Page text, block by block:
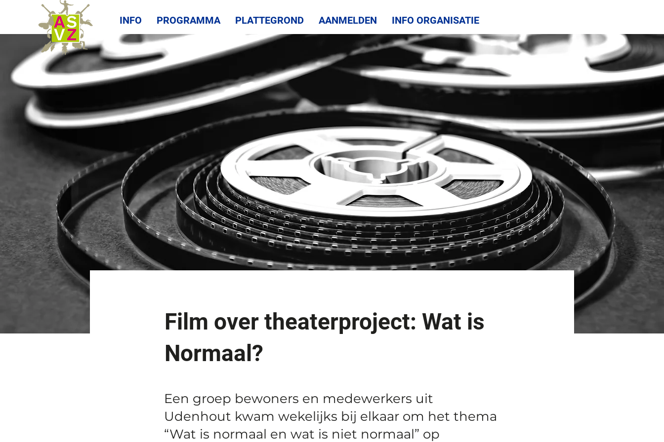
INFO PROGRAMMA PLATTEGROND AANMELDEN INFO ORGANISATIE
Film over theaterproject: Wat is
Normaal?
Een groep bewoners en medewerkers uit
Udenhout kwam wekelijks bij elkaar om het thema
“Wat is normaal en wat is niet normaal” op